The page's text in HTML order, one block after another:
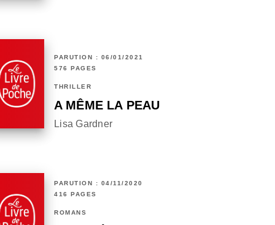
PARUTION : 06/01/2021
576 PAGES
THRILLER
A MÊME LA PEAU
Lisa Gardner
PARUTION : 04/11/2020
416 PAGES
ROMANS